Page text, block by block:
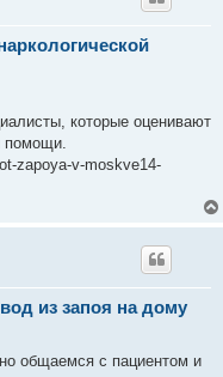
которые оценивают
помощи.
zapoya-v-moskve14-
из запоя на дому
общаемся с пациентом и